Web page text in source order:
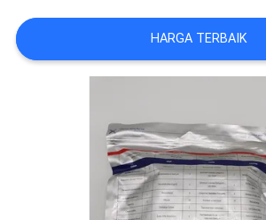
PRIVACY
POLICY
HARGA TERBAIK